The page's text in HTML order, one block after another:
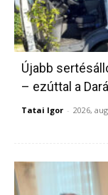
Újabb
– ezúttal a
Tatai Igor - 2026,